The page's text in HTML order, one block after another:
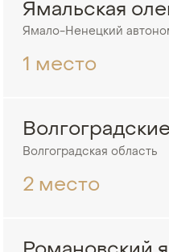
Ямальская
Ямало-Ненецкий
1 место
Волгоградская область
2 место